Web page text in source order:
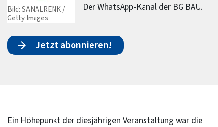
Bild: SANALRENK /
Getty Images
Der WhatsApp-Kanal der BG BAU.
Jetzt abonnieren!
Ein Höhepunkt der diesjährigen Veranstaltung war die